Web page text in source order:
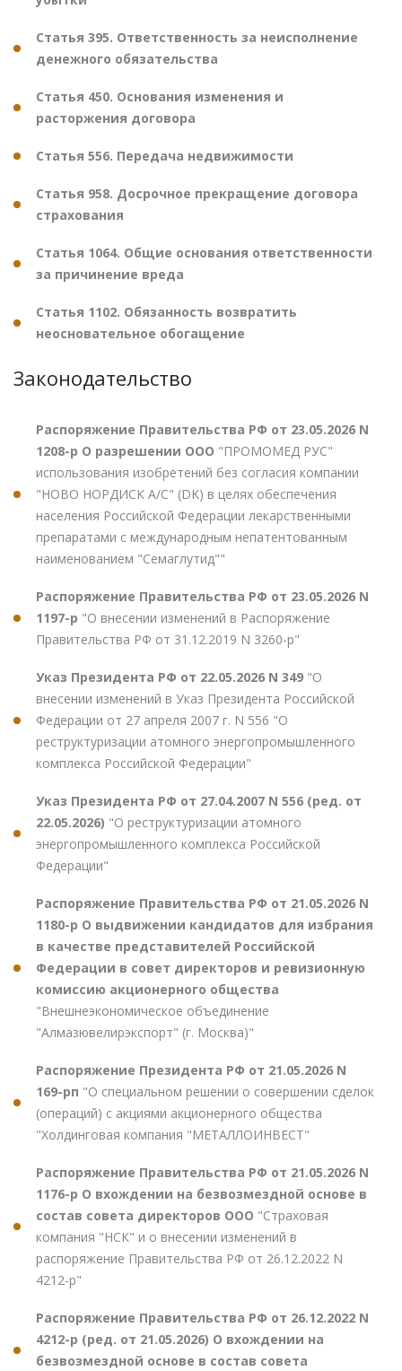
Статья 395. Ответственность за неисполнение
денежного обязательства
Статья 450. Основания изменения и
расторжения договора
Статья 556. Передача недвижимости
Статья 958. Досрочное прекращение договора
страхования
Статья 1064. Общие основания ответственности
за причинение вреда
Статья 1102. Обязанность возвратить
неосновательное обогащение
Законодательство
Распоряжение Правительства РФ от 23.05.2026 N
1208-р О разрешении ООО "ПРОМОМЕД РУС"
использования изобретений без согласия компании
"НОВО НОРДИСК А/С" (DK) в целях обеспечения
населения Российской Федерации лекарственными
препаратами с международным непатентованным
наименованием "Семаглутид""
Распоряжение Правительства РФ от 23.05.2026 N
1197-р "О внесении изменений в Распоряжение
Правительства РФ от 31.12.2019 N 3260-р"
Указ Президента РФ от 22.05.2026 N 349 "О
внесении изменений в Указ Президента Российской
Федерации от 27 апреля 2007 г. N 556 "О
реструктуризации атомного энергопромышленного
комплекса Российской Федерации"
Указ Президента РФ от 27.04.2007 N 556 (ред. от
22.05.2026) "О реструктуризации атомного
энергопромышленного комплекса Российской
Федерации"
Распоряжение Правительства РФ от 21.05.2026 N
1180-р О выдвижении кандидатов для избрания
в качестве представителей Российской
Федерации в совет директоров и ревизионную
комиссию акционерного общества
"Внешнеэкономическое объединение
"Алмазювелирэкспорт" (г. Москва)"
Распоряжение Президента РФ от 21.05.2026 N
169-рп "О специальном решении о совершении сделок
(операций) с акциями акционерного общества
"Холдинговая компания "МЕТАЛЛОИНВЕСТ"
Распоряжение Правительства РФ от 21.05.2026 N
1176-р О вхождении на безвозмездной основе в
состав совета директоров ООО "Страховая
компания "НСК" и о внесении изменений в
распоряжение Правительства РФ от 26.12.2022 N
4212-р"
Распоряжение Правительства РФ от 26.12.2022 N
4212-р (ред. от 21.05.2026) О вхождении на
безвозмездной основе в состав совета